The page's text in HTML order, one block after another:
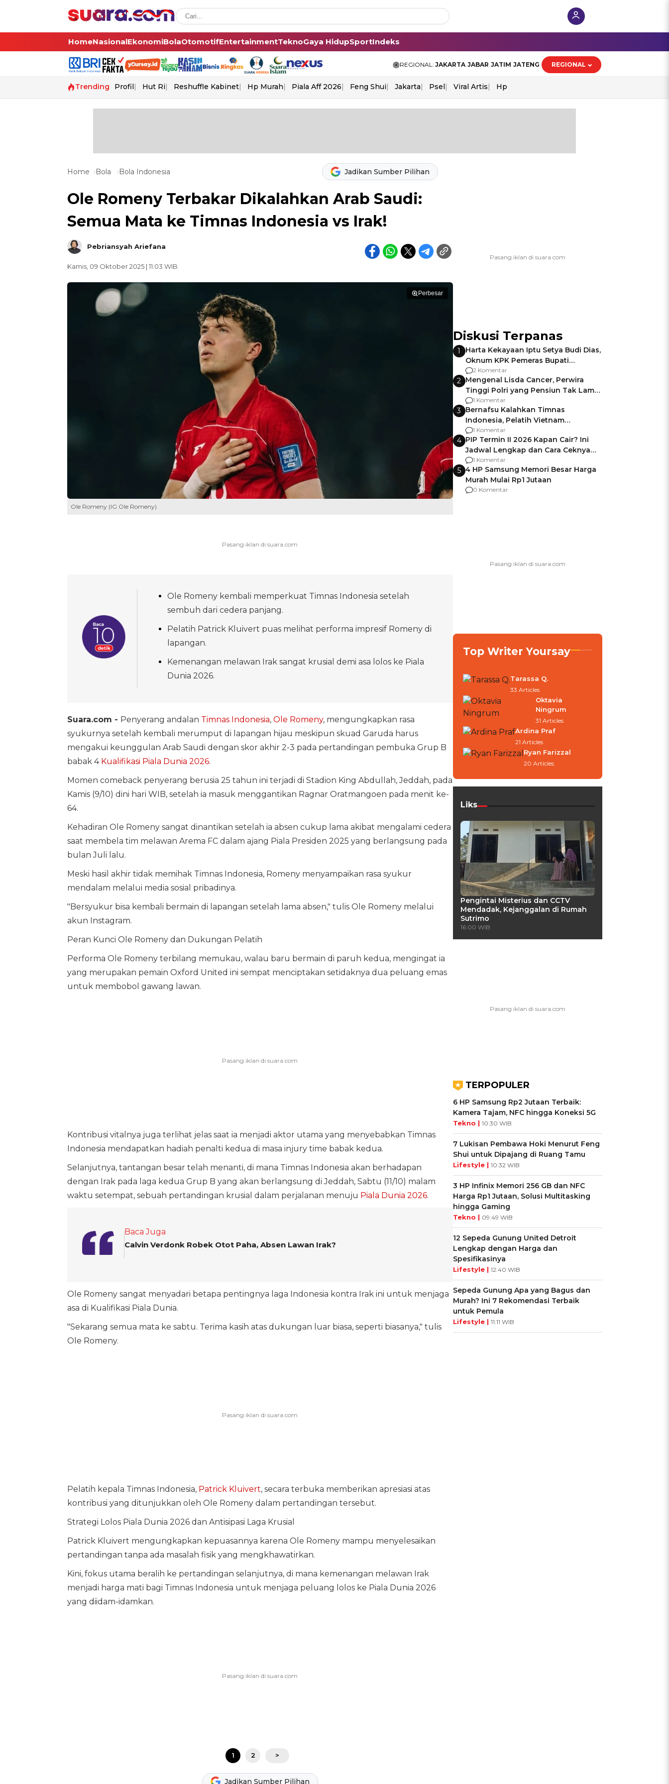
HomeNasionalEkonomiBolaOtomotifEntertainmentTeknoGaya HidupSportIndeks
REGIONAL: JAKARTA JABAR JATIM JATENG REGIONAL
Trending Profil Hut Ri Reshuffle Kabinet Hp Murah Piala Aff 2026 Feng Shui Jakarta Psel Viral Artis Hp
Home Bola Bola Indonesia Jadikan Sumber Pilihan
Ole Romeny Terbakar Dikalahkan Arab Saudi:
Semua Mata ke Timnas Indonesia vs Irak!
Pebriansyah Ariefana
Kamis, 09 Oktober 2025 | 11:03 WIB
Perbesar
Ole Romeny (IG Ole Romeny)
Ole Romeny kembali memperkuat Timnas Indonesia setelah
sembuh dari cedera panjang.
Pelatih Patrick Kluivert puas melihat performa impresif Romeny di
lapangan.
Kemenangan melawan Irak sangat krusial demi asa lolos ke Piala
Dunia 2026.
Suara.com - Penyerang andalan Timnas Indonesia, Ole Romeny, mengungkapkan rasa
syukurnya setelah kembali merumput di lapangan hijau meskipun skuad Garuda harus
mengakui keunggulan Arab Saudi dengan skor akhir 2-3 pada pertandingan pembuka Grup B
babak 4 Kualifikasi Piala Dunia 2026.
Momen comeback penyerang berusia 25 tahun ini terjadi di Stadion King Abdullah, Jeddah, pada
Kamis (9/10) dini hari WIB, setelah ia masuk menggantikan Ragnar Oratmangoen pada menit ke-
64.
Kehadiran Ole Romeny sangat dinantikan setelah ia absen cukup lama akibat mengalami cedera
saat membela tim melawan Arema FC dalam ajang Piala Presiden 2025 yang berlangsung pada
bulan Juli lalu.
Meski hasil akhir tidak memihak Timnas Indonesia, Romeny menyampaikan rasa syukur
mendalam melalui media sosial pribadinya.
"Bersyukur bisa kembali bermain di lapangan setelah lama absen," tulis Ole Romeny melalui
akun Instagram.
Peran Kunci Ole Romeny dan Dukungan Pelatih
Performa Ole Romeny terbilang memukau, walau baru bermain di paruh kedua, mengingat ia
yang merupakan pemain Oxford United ini sempat menciptakan setidaknya dua peluang emas
untuk membobol gawang lawan.
Kontribusi vitalnya juga terlihat jelas saat ia menjadi aktor utama yang menyebabkan Timnas
Indonesia mendapatkan hadiah penalti kedua di masa injury time babak kedua.
Selanjutnya, tantangan besar telah menanti, di mana Timnas Indonesia akan berhadapan
dengan Irak pada laga kedua Grup B yang akan berlangsung di Jeddah, Sabtu (11/10) malam
waktu setempat, sebuah pertandingan krusial dalam perjalanan menuju Piala Dunia 2026.
Baca Juga
Calvin Verdonk Robek Otot Paha, Absen Lawan Irak?
Ole Romeny sangat menyadari betapa pentingnya laga Indonesia kontra Irak ini untuk menjaga
asa di Kualifikasi Piala Dunia.
"Sekarang semua mata ke sabtu. Terima kasih atas dukungan luar biasa, seperti biasanya," tulis
Ole Romeny.
Pelatih kepala Timnas Indonesia, Patrick Kluivert, secara terbuka memberikan apresiasi atas
kontribusi yang ditunjukkan oleh Ole Romeny dalam pertandingan tersebut.
Strategi Lolos Piala Dunia 2026 dan Antisipasi Laga Krusial
Patrick Kluivert mengungkapkan kepuasannya karena Ole Romeny mampu menyelesaikan
pertandingan tanpa ada masalah fisik yang mengkhawatirkan.
Kini, fokus utama beralih ke pertandingan selanjutnya, di mana kemenangan melawan Irak
menjadi harga mati bagi Timnas Indonesia untuk menjaga peluang lolos ke Piala Dunia 2026
yang diidam-idamkan.
1 2 >
Jadikan Sumber Pilihan
Diskusi Terpanas
1
Harta Kekayaan Iptu Setya Budi Dias,
Oknum KPK Pemeras Bupati
Pemalang
2 Komentar
2 Mengenal Lisda Cancer, Perwira
Tinggi Polri yang Pensiun Tak Lama
Usai Jadi Brigjen
1 Komentar
3 Bernafsu Kalahkan Timnas
Indonesia, Pelatih Vietnam
Berencana Pakai Jimat di Pakansari
1 Komentar
4 PIP Termin II 2026 Kapan Cair? Ini
Jadwal Lengkap dan Cara Ceknya
agar Dana Tidak Hangus!
1 Komentar
5 4 HP Samsung Memori Besar Harga
Murah Mulai Rp1 Jutaan
0 Komentar
Top Writer Yoursay
Tarassa Q.
33 Articles
Oktavia
Ningrum
31 Articles
Ardina Praf
21 Articles
Ryan Farizzal
20 Articles
Liks
Pengintai Misterius dan CCTV
Mendadak, Kejanggalan di Rumah
Sutrimo
16:00 WIB
TERPOPULER
6 HP Samsung Rp2 Jutaan Terbaik:
Kamera Tajam, NFC hingga Koneksi 5G
Tekno | 10:30 WIB
7 Lukisan Pembawa Hoki Menurut Feng
Shui untuk Dipajang di Ruang Tamu
Lifestyle | 10:32 WIB
3 HP Infinix Memori 256 GB dan NFC
Harga Rp1 Jutaan, Solusi Multitasking
hingga Gaming
Tekno | 09:49 WIB
12 Sepeda Gunung United Detroit
Lengkap dengan Harga dan
Spesifikasinya
Lifestyle | 12:40 WIB
Sepeda Gunung Apa yang Bagus dan
Murah? Ini 7 Rekomendasi Terbaik
untuk Pemula
Lifestyle | 11:11 WIB